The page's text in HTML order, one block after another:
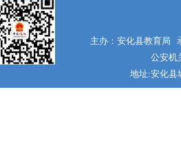
主办：安化县教育局
公安机
地址:安化县